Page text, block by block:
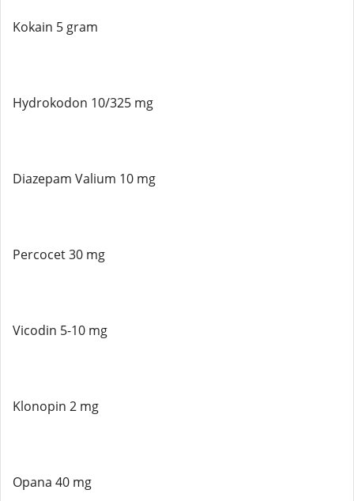
Kokain 5 gram
Hydrokodon 10/325 mg
Diazepam Valium 10 mg
Percocet 30 mg
Vicodin 5-10 mg
Klonopin 2 mg
Opana 40 mg